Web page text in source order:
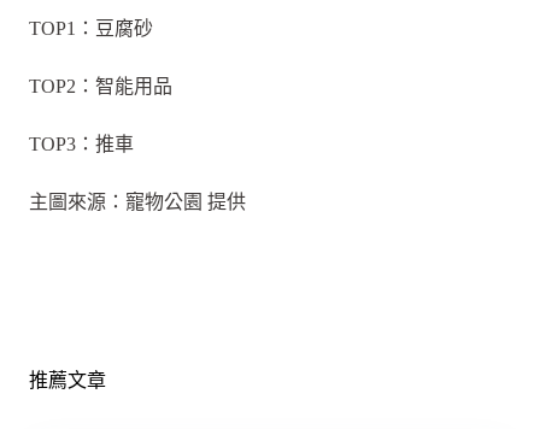
TOP1：豆腐砂
TOP2：智能用品
TOP3：推車
主圖來源：寵物公園 提供
推薦文章